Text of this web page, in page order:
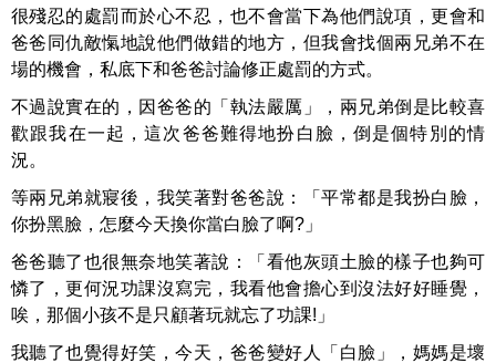
很殘忍的處罰而於心不忍，也不會當下為他們說項，更會和
爸爸同仇敵愾地說他們做錯的地方，但我會找個兩兄弟不在
場的機會，私底下和爸爸討論修正處罰的方式。
不過說實在的，因爸爸的「執法嚴厲」，兩兄弟倒是比較喜
歡跟我在一起，這次爸爸難得地扮白臉，倒是個特別的情
況。
等兩兄弟就寢後，我笑著對爸爸說：「平常都是我扮白臉，
你扮黑臉，怎麼今天換你當白臉了啊?」
爸爸聽了也很無奈地笑著說：「看他灰頭土臉的樣子也夠可
憐了，更何況功課沒寫完，我看他會擔心到沒法好好睡覺，
唉，那個小孩不是只顧著玩就忘了功課!」
我聽了也覺得好笑，今天，爸爸變好人「白臉」，媽媽是壞